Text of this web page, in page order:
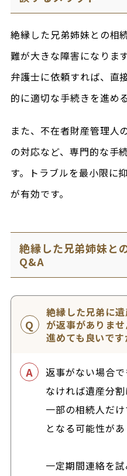
絶縁した兄弟姉妹との相
難が大きな障害になります
弁護士に依頼すれば、直
的に適切な手続きを進め
また、不在者財産管理人
の対応など、専門的な手
す。トラブルを最小限に
が有効です。
絶縁した兄弟姉妹と
Q&A
絶縁した兄弟に
が返事がありま
進めても良いです
返事がない場合
なければ遺産分割
一部の相続人だ
となる可能性があ
一定期間連絡を